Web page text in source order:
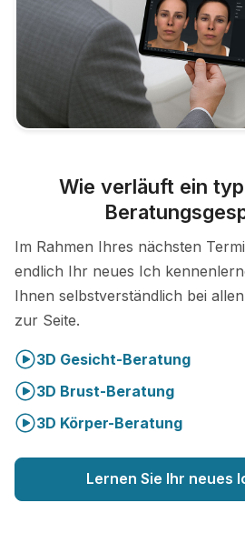
Wie verläuft ein
Im Rahmen Ihres nächsten
endlich Ihr neues Ich
Ihnen selbstverständlich bei
zur Seite.
3D Gesicht-Beratung
3D Brust-Beratung
3D Körper-Beratung
Lernen Sie Ihr neues